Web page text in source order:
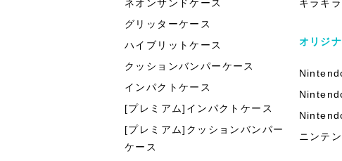
ネオンサンドケース
グリッターケース
ハイブリットケース
クッションバンパーケース
インパクトケース
[プレミアム]インパクトケース
[プレミアム]クッションバンパー
ケース
キラキ
オリジ
ニンテ